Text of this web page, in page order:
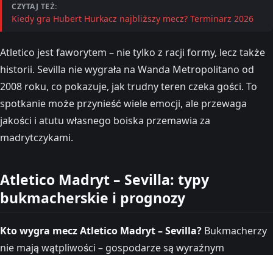
CZYTAJ TEŻ:
Kiedy gra Hubert Hurkacz najbliższy mecz? Terminarz 2026
Atletico jest faworytem – nie tylko z racji formy, lecz także
historii. Sevilla nie wygrała na Wanda Metropolitano od
2008 roku, co pokazuje, jak trudny teren czeka gości. To
spotkanie może przynieść wiele emocji, ale przewaga
jakości i atutu własnego boiska przemawia za
madrytczykami.
Atletico Madryt – Sevilla: typy
bukmacherskie i prognozy
Kto wygra mecz Atletico Madryt – Sevilla? Bukmacherzy
nie mają wątpliwości – gospodarze są wyraźnym